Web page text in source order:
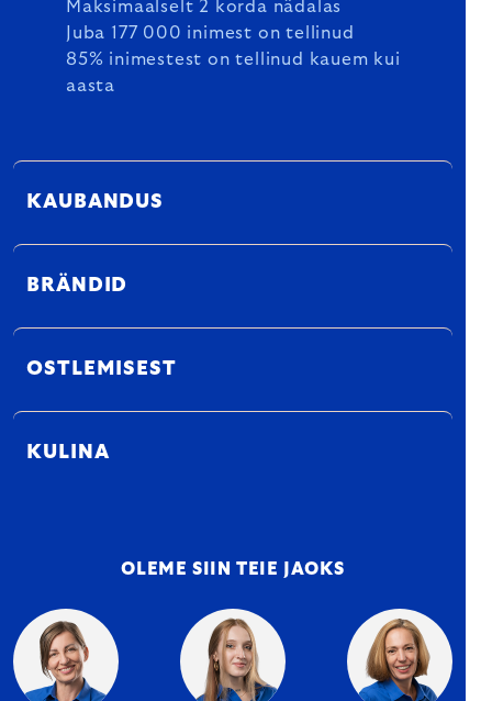
Maksimaalselt 2 korda nädalas
Juba 177 000 inimest on tellinud
85% inimestest on tellinud kauem kui
aasta
KAUBANDUS
BRÄNDID
OSTLEMISEST
KULINA
OLEME SIIN TEIE JAOKS